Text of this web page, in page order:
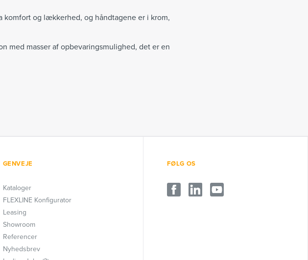
komfort og lækkerhed, og håndtagene er i krom,
med masser af opbevaringsmulighed, det er en
GENVEJE
Kataloger
FLEXLINE Konfigurator
Leasing
Showroom
Referencer
Nyhedsbrev
FØLG OS